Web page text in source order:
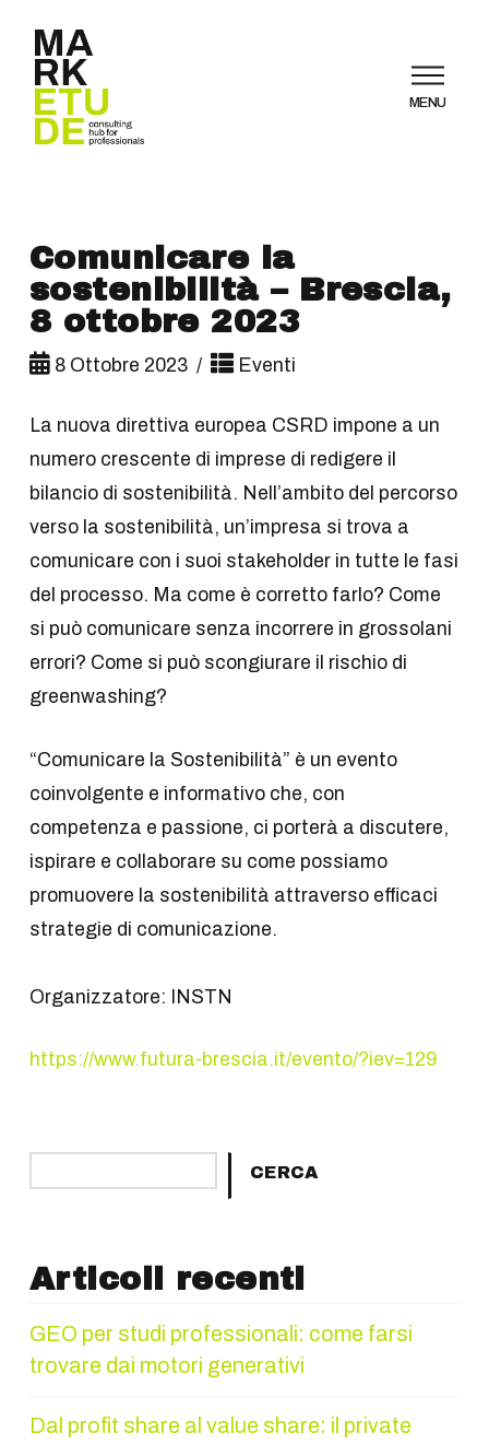
MENU
Comunicare la
sostenibilità – Brescia,
8 ottobre 2023
8 Ottobre 2023 Eventi
La nuova direttiva europea CSRD impone a un
numero crescente di imprese di redigere il
bilancio di sostenibilità. Nell’ambito del percorso
verso la sostenibilità, un’impresa si trova a
comunicare con i suoi stakeholder in tutte le fasi
del processo. Ma come è corretto farlo? Come
si può comunicare senza incorrere in grossolani
errori? Come si può scongiurare il rischio di
greenwashing?
“Comunicare la Sostenibilità” è un evento
coinvolgente e informativo che, con
competenza e passione, ci porterà a discutere,
ispirare e collaborare su come possiamo
promuovere la sostenibilità attraverso efficaci
strategie di comunicazione.
Organizzatore: INSTN
https://www.futura-brescia.it/evento/?iev=129
CERCA
Articoli recenti
GEO per studi professionali: come farsi
trovare dai motori generativi
Dal profit share al value share: il private